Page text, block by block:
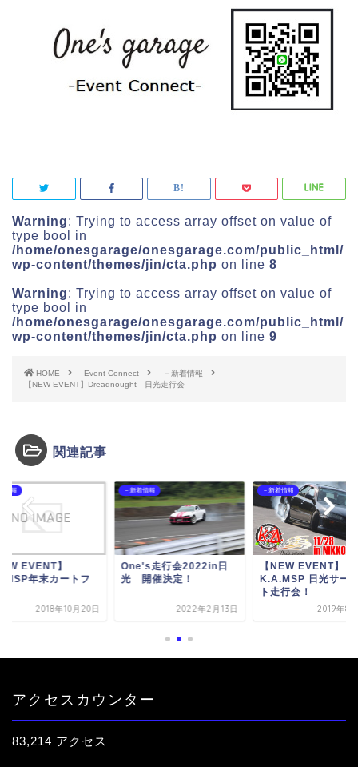
Warning: Trying to access array offset on value of
type bool in
/home/onesgarage/onesgarage.com/public_html/
wp-content/themes/jin/cta.php on line 8
Warning: Trying to access array offset on value of
type bool in
/home/onesgarage/onesgarage.com/public_html/
wp-content/themes/jin/cta.php on line 9
HOME Event Connect
－新着情報
【NEW EVENT】Dreadnought 日光走行会
関連記事
】
ートフ
年10月20日
One's走行会2022in日
光 開催決定！
2022年2月13日
－新着情報
【NEW EVENT】
K.A.MSP 日光サーキッ
ト走行会！
2019年8月21日
アクセスカウンター
83,214 アクセス